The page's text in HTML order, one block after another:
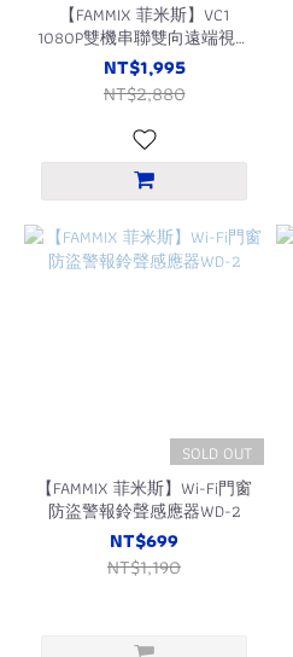
【FAMMIX 菲米斯】VC1
1080P雙機串聯雙向遠端視訊
對講攝影機/監視器(老人照
護/2.8吋大螢幕/200萬畫素)
NT$1,995
NT$2,880
SOLD OUT
【FAMMIX 菲米斯】Wi-Fi門窗
防盜警報鈴聲感應器WD-2
NT$699
NT$1,190